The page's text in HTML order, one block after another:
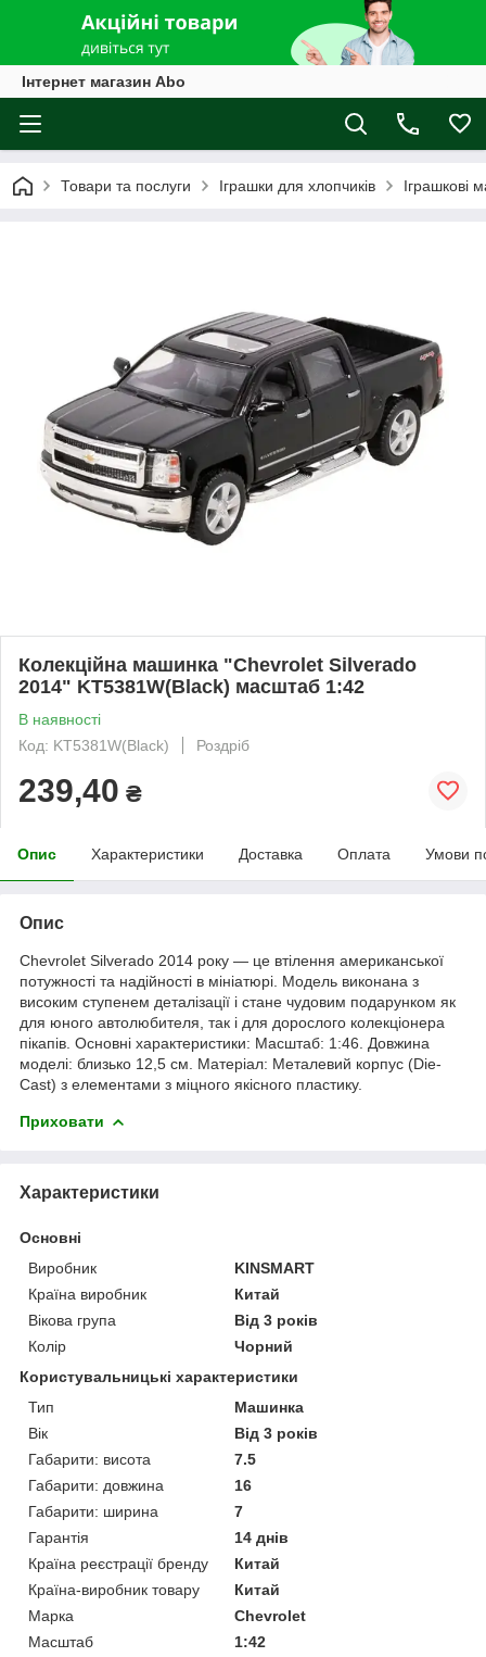
Інтернет магазин Abo
Товари та послуги Іграшки для хлопчиків Іграшкові
Колекційна машинка "Chevrolet Silverado
2014" KT5381W(Black) масштаб 1:42
В наявності
Код: KT5381W(Black)
Роздріб
239,40 ₴
Опис Характеристики Доставка Оплата Умови
Опис
Chevrolet Silverado 2014 року — це втілення американської
потужності та надійності в мініатюрі. Модель виконана з
високим ступенем деталізації і стане чудовим подарунком як
для юного автолюбителя, так і для дорослого колекціонера
пікапів. Основні характеристики: Масштаб: 1:46. Довжина
моделі: близько 12,5 см. Матеріал: Металевий корпус (Die-
Cast) з елементами з міцного якісного пластику.
Приховати
Характеристики
Основні
Виробник
KINSMART
Країна виробник
Китай
Вікова група
Від 3 років
Колір
Чорний
Користувальницькі характеристики
Тип
Машинка
Вік
Від 3 років
Габарити: висота
7.5
Габарити: довжина
16
Габарити: ширина
7
Гарантія
14 днів
Країна реєстрації бренду
Китай
Країна-виробник товару
Китай
Марка
Chevrolet
Масштаб
1:42